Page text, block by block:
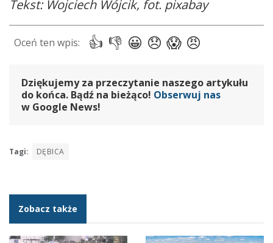
Tekst: Wojciech Wójcik, fot. pixabay
Dziękujemy za przeczytanie naszego artykułu
do końca. Bądź na bieżąco! Obserwuj nas
w Google News!
Tagi: DĘBICA
Zobacz także